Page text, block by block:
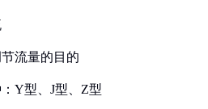
流量的目的
Y型、J型、Z型